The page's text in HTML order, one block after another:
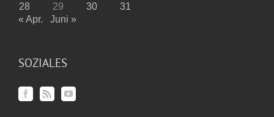
28
29 30
31
« Apr.
Juni »
SOZIALES